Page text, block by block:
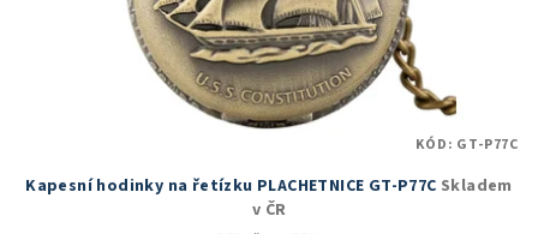
Kapesní hodinky na řetízku PLACHETNICE GT-P77C Skladem
v ČR
KÓD: GT-P77C